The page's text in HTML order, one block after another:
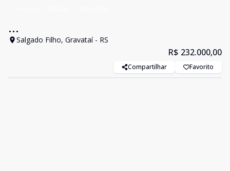
...
Salgado Filho, Gravataí - RS
R$ 232.000,00
Compartilhar Favorito